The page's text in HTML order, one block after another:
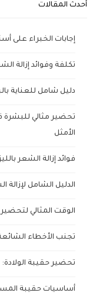
أحدث المقالات
إجابات الخبراء على
تكلفة وفوائد إزالة
دليل شامل للعناية
تحضير مثالي للبشرة
الأمثل
فوائد إزالة الشعر
الدليل الشامل لإزالة
الوقت المثالي
تجنب الأخطاء
تحضير حقيبة
أساسيات حقيبة